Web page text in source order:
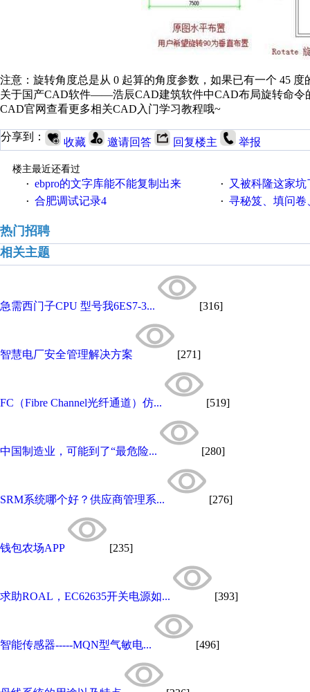
注意：旋转角度总是从 0 起算的角度参数，如果已有一个 45 度
关于国产CAD软件——浩辰CAD建筑软件中CAD布局旋转命令
CAD官网查看更多相关CAD 入门学习教程哦~
分享到： 收藏 邀请回答 回复楼主 举报
楼主最近还看过
· ebpro的文字库能不能复制出来 · 又被科隆这家坑
· 合肥调试记录4 · 寻秘笈、填问卷
热门招聘
相关主题
急需西门子CPU 型号我6ES7-3... [316]
智慧电厂安全管理解决方案 [271]
FC（Fibre Channel光纤通道）仿... [519]
中国制造业，可能到了“最危险... [280]
SRM系统哪个好？供应商管理系... [276]
钱包农场APP [235]
求助ROAL，EC62635开关电源如... [393]
智能传感器-----MQN型气敏电... [496]